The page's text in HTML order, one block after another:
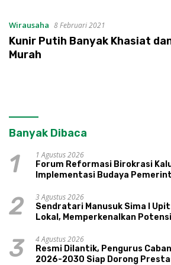
Wirausaha 8 Februari 2021
Kunir Putih Banyak Khasiat
Murah
Banyak Dibaca
1
1 Agustus 2026
Forum Reformasi Birokrasi
Implementasi Budaya
2
3 Agustus 2026
Sendratari Manusuk Sima I
Lokal, Memperkenalkan
3
4 Agustus 2026
Resmi Dilantik, Pengurus
2026-2030 Siap Dorong